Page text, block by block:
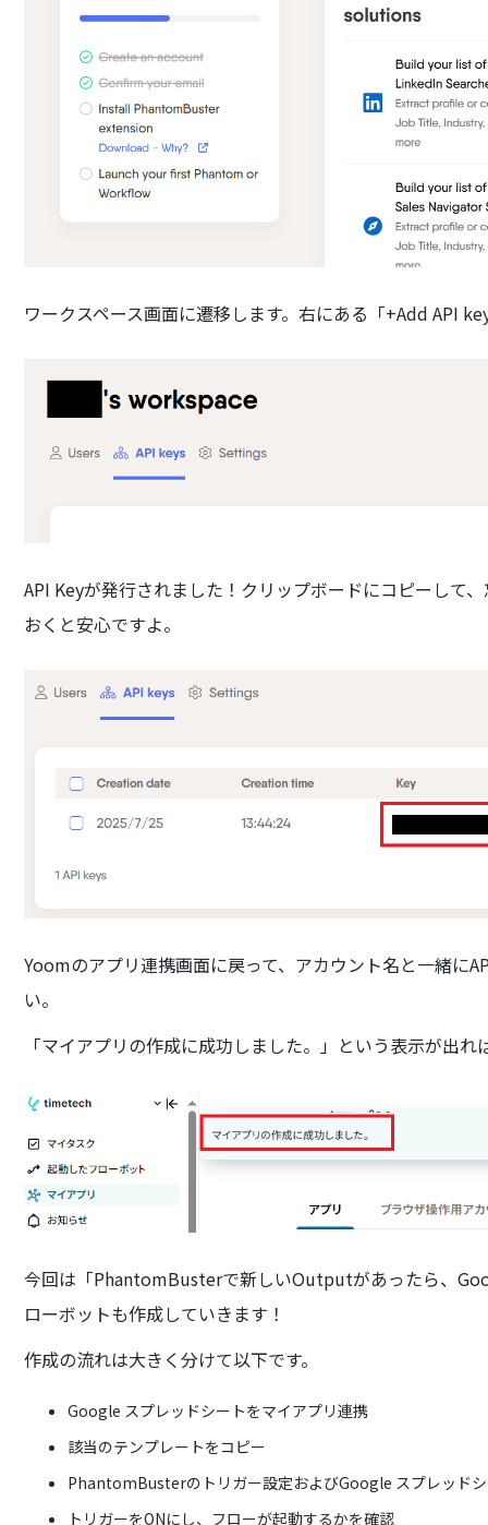
ワークスペース画面に遷移します。右にある「+Add API
API Keyが発行されました！クリップボードにコピーして
おくと安心ですよ。
Yoomのアプリ連携画面に戻って、アカウント名と一緒に
い。
「マイアプリの作成に成功しました。」という表示が出
今回は「PhantomBusterで新しいOutputがあったら、
ローボットも作成していきます！
作成の流れは大きく分けて以下です。
Google スプレッドシートをマイアプリ連携
該当のテンプレートをコピー
PhantomBusterのトリガー設定およびGoogle スプレッド
トリガーをONにし、フローが起動するかを確認